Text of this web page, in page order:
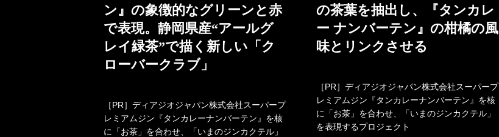
ン』の象徴的なグリーンと赤
で表現。静岡県産“アールグ
レイ緑茶”で描く新しい「ク
ローバークラブ」
［PR］ディアジオジャパン株式会社スーパープ
レミアムジン『タンカレーナンバーテン』を核
に「お茶」を合わせ、「いまのジンカクテル」
の茶葉を抽出し、『タンカレ
ー ナンバーテン』の柑橘の風
味とリンクさせる
［PR］ディアジオジャパン株式会社スーパープ
レミアムジン『タンカレーナンバーテン』を核
に「お茶」を合わせ、「いまのジンカクテル」
を表現するプロジェクト